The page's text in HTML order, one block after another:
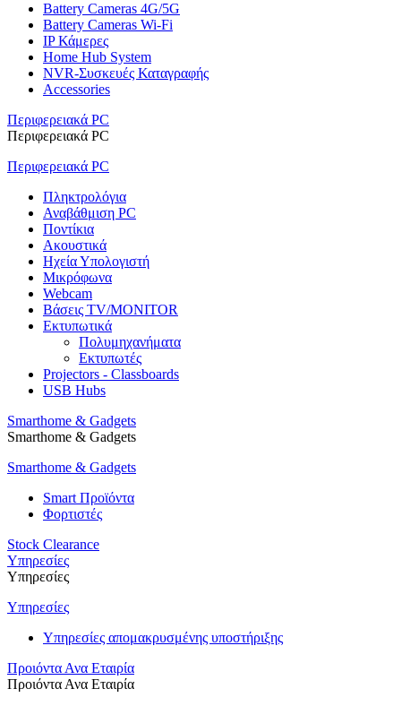
Battery Cameras 4G/5G
Battery Cameras Wi-Fi
IP Κάμερες
Home Hub System
NVR-Συσκευές Καταγραφής
Accessories
Περιφερειακά PC
Περιφερειακά PC
Περιφερειακά PC
Πληκτρολόγια
Αναβάθμιση PC
Ποντίκια
Ακουστικά
Ηχεία Υπολογιστή
Μικρόφωνα
Webcam
Βάσεις TV/MONITOR
Εκτυπωτικά
Πολυμηχανήματα
Εκτυπωτές
Projectors - Classboards
USB Hubs
Smarthome & Gadgets
Smarthome & Gadgets
Smarthome & Gadgets
Smart Προϊόντα
Φορτιστές
Stock Clearance
Υπηρεσίες
Υπηρεσίες
Υπηρεσίες
Υπηρεσίες απομακρυσμένης υποστήριξης
Προιόντα Ανα Εταιρία
Προιόντα Ανα Εταιρία